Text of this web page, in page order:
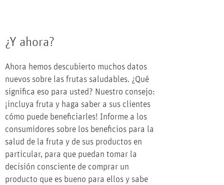
¿Y ahora?
Ahora hemos descubierto muchos datos
nuevos sobre las frutas saludables. ¿Qué
significa eso para usted? Nuestro consejo:
¡incluya fruta y haga saber a sus clientes
cómo puede beneficiarles! Informe a los
consumidores sobre los beneficios para la
salud de la fruta y de sus productos en
particular, para que puedan tomar la
decisión consciente de comprar un
producto que es bueno para ellos y sabe